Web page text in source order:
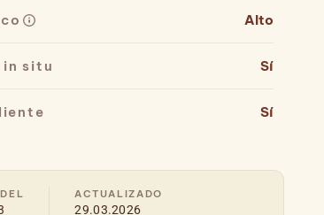
Alto
in situ Sí
Sí
ACTUALIZADO
29.03.2026